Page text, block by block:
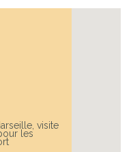
visite
les